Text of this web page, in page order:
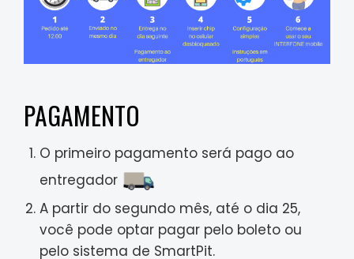
PAGAMENTO
O primeiro pagamento será pago ao
entregador
A partir do segundo mês, até o dia 25,
você pode optar pagar pelo boleto ou
pelo sistema de SmartPit.